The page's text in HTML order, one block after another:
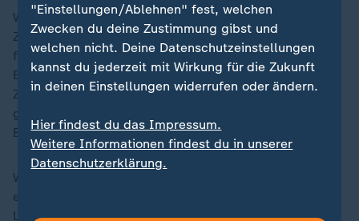
Wasser war ein Segen für die Menschen im
Zweistromland. Die starke Regenphase vor
fünfeinhalbtausend Jahren markierte offenbar den
Beginn einer unvergleichlichen Blütephase. In dieser
Zeit entwickelte sich eine Hochkultur mit komplexen
gesellschaftlichen Strukturen, aus der auch die
Erfindung der Schrift hervorging.
Was Mark Altaweel anhand der Stalagmiten noch
erkennt: Bis 3000 v. Chr. wurde es deutlich trockener.
Luftaufnahmen zeigen, dass in dieser Zeit verstärkt
"Einstellungen/Ablehnen" fest, welchen
Zwecken du deine Zustimmung gibst und
welchen nicht. Deine Datenschutzeinstellungen
kannst du jederzeit mit Wirkung für die Zukunft
in deinen Einstellungen widerrufen oder ändern.
Hier findest du das Impressum.
Weitere Informationen findest du in unserer
Datenschutzerklärung.